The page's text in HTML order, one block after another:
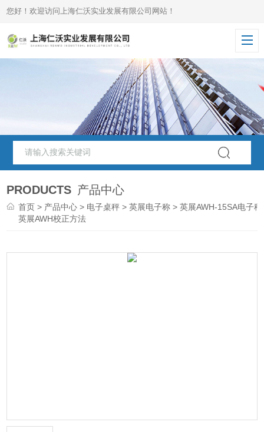
您好！欢迎访问上海仁沃实业发展有限公司网站！
PRODUCTS 产品中心
首页 > 产品中心 > 电子桌秤 >英展电子称 > 英展AWH-15SA电子秤
英展AWH校正方法